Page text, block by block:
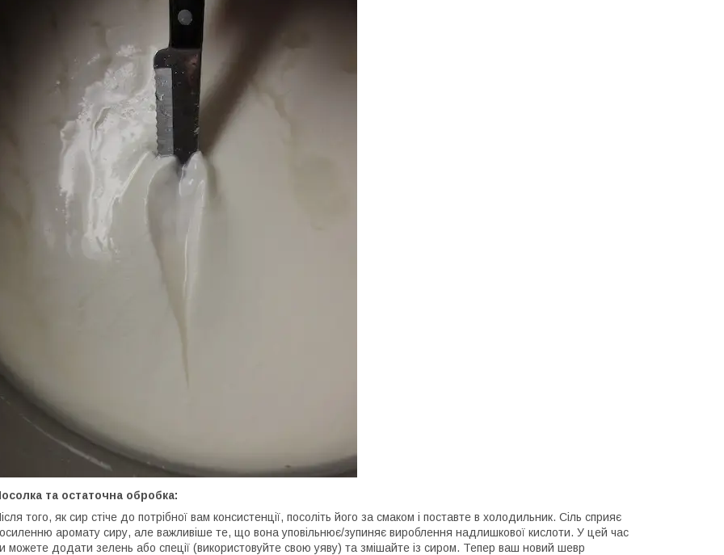
та остаточна обробка:
того, як сир стіче до потрібної вам консистенції, посоліть його за смаком і поставте в холодильник. Сіль сприяє
аромату сиру, але важливіше те, що вона уповільнює/зупиняє вироблення надлишкової кислоти. У цей час
можете додати зелень або спеції (використовуйте свою уяву) та змішайте із сиром. Тепер ваш новий шевр